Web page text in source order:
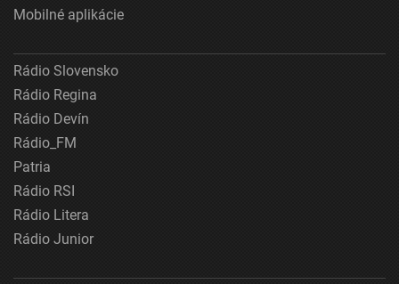
Mobilné aplikácie
Rádio Slovensko
Rádio Regina
Rádio Devín
Rádio_FM
Patria
Rádio RSI
Rádio Litera
Rádio Junior